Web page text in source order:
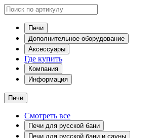
Печи
Дополнительное оборудование
Аксессуары
Где купить
Компания
Информация
Печи
Смотреть все
Печи для русской бани
Печи для русской бани и сауны